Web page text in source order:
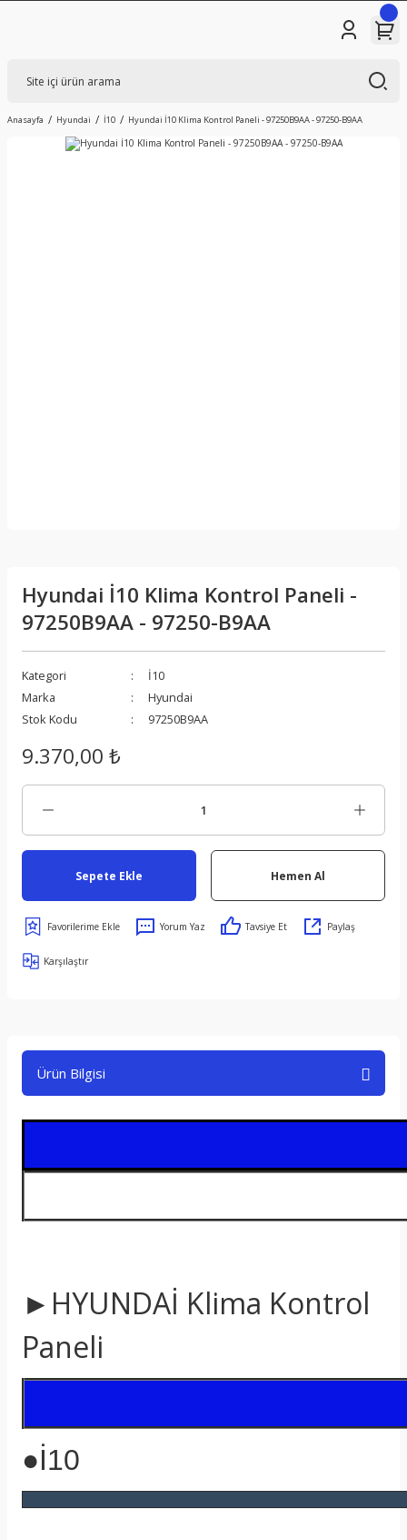
Anasayfa Hyundai İ10 Hyundai İ10 Klima Kontrol Paneli - 97250B9AA - 97250-B9AA
Hyundai İ10 Klima Kontrol Paneli -
97250B9AA - 97250-B9AA
Kategori
İ10
Marka
Hyundai
Stok Kodu
97250B9AA
9.370,00 ₺
Sepete Ekle Hemen Al
Yorum Yaz Tavsiye Et Paylaş
Karşılaştır
Ürün Bilgisi
►HYUNDAİ Klima Kontrol
Paneli
●İ10